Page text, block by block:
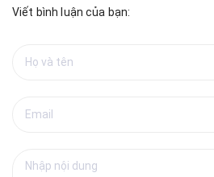
Viết bình luận của bạn: